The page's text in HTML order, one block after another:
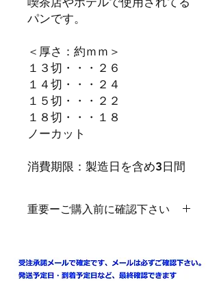
パンです。
＜厚さ：約ｍｍ＞
１３切・・・２６
１４切・・・２４
１５切・・・２２
１８切・・・１８
ノーカット
消費期限：製造日を含め3日間
重要ーご購入前に確認下さい
便の発送後1日で到着可能地域（佐川
急便提供）